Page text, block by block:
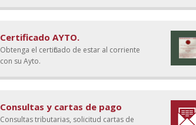
Certificado AYTO.
Obtenga el certificado de estar al corriente
con su Ayto.
Consultas y cartas de pago
Consultas tributarias, solicitud cartas de